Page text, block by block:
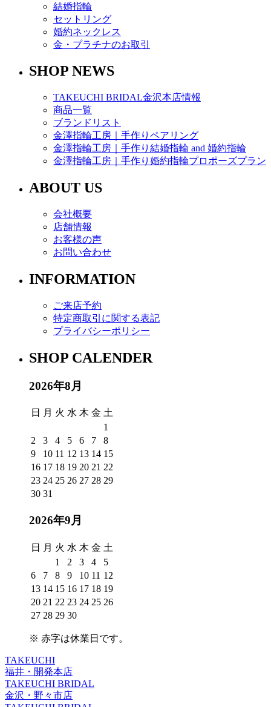
結婚指輪
セットリング
婚約ネックレス
金・プラチナのお取引
SHOP NEWS
TAKEUCHI BRIDAL金沢本店情報
商品一覧
ブランドリスト
金澤指輪工房｜手作りペアリング
金澤指輪工房｜手作り結婚指輪 and 婚約指輪
金澤指輪工房｜手作り婚約指輪プロポーズプラン
ABOUT US
会社概要
店舗情報
お客様の声
お問い合わせ
INFORMATION
ご来店予約
特定商取引に関する表記
プライバシーポリシー
SHOP CALENDER
2026年8月
日 月 火 水 木 金 土
1
2
3 4 5 6 7
8
9
10 11 12 13 14 15
16 17 18 19 20 21 22
23 24 25 26 27 28 29
30 31
2026年9月
日 月 火 水 木 金 土
1
2 3 4
5
6
7 8 9 10 11 12
13 14 15 16 17 18 19
20 21 22 23 24 25 26
27 28 29 30
※ 赤字は休業日 です。
TAKEUCHI
福井・開発本店
TAKEUCHI BRIDAL
金沢・野々市店